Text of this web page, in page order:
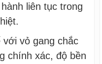
liên tục trong
vỏ gang chắc
chính xác, độ bền